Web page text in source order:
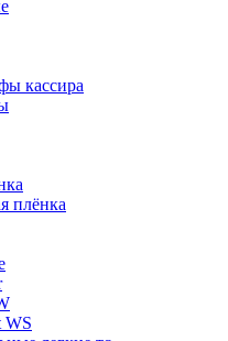
кассира
плёнка
WS